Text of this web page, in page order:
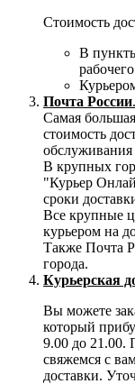
Стоимость
В
Почта России.
Самая
стоимость
обслуживания
В крупных
"Курьер
сроки
Все крупные
курьером на
Также Почта
города.
Курьерская
Вы можете
который
9.00 до 21.00.
свяжемся с
доставки.